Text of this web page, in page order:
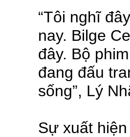
“Tôi nghĩ
nay. Bilge
đây. Bộ
đang đấu
sống”, Lý
Sự xuất